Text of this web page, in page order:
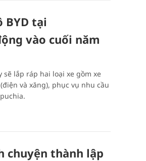
BYD tại
vào cuối năm
lắp ráp hai loại xe gồm xe
và xăng), phục vụ nhu cầu
chuyện thành lập